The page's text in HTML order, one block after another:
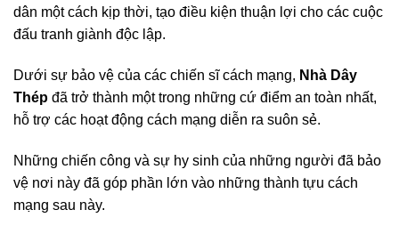
dân một cách kịp thời, tạo điều kiện thuận lợi cho các cuộc
đấu tranh giành độc lập.
Dưới sự bảo vệ của các chiến sĩ cách mạng, Nhà Dây
Thép đã trở thành một trong những cứ điểm an toàn nhất,
hỗ trợ các hoạt động cách mạng diễn ra suôn sẻ.
Những chiến công và sự hy sinh của những người đã bảo
vệ nơi này đã góp phần lớn vào những thành tựu cách
mạng sau này.